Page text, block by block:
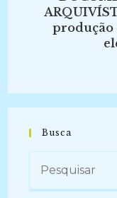
produção
Busca